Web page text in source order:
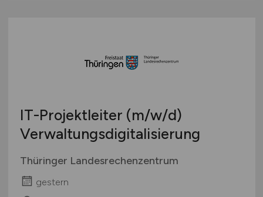
IT-Projektleiter (m/w/d)
Verwaltungsdigitalisierung
Thüringer Landesrechenzentrum
gestern